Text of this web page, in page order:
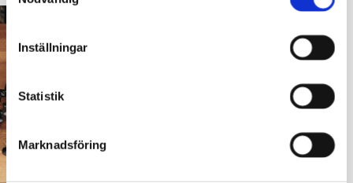
Inställningar
Statistik
Marknadsföring